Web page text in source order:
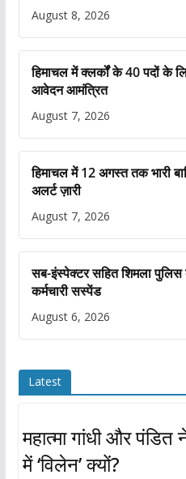
August 8, 2026
हिमाचल में क्लर्कों के 40 पदों के
आवेदन आमंत्रित
August 7, 2026
हिमाचल में 12 अगस्त तक भारी
अलर्ट ज़ारी
August 7, 2026
सब-इंस्पेक्टर सहित शिमला
कर्मचारी सस्पेंड
August 6, 2026
Latest
महात्मा गांधी और
में ‘विलेन’ क्यों?